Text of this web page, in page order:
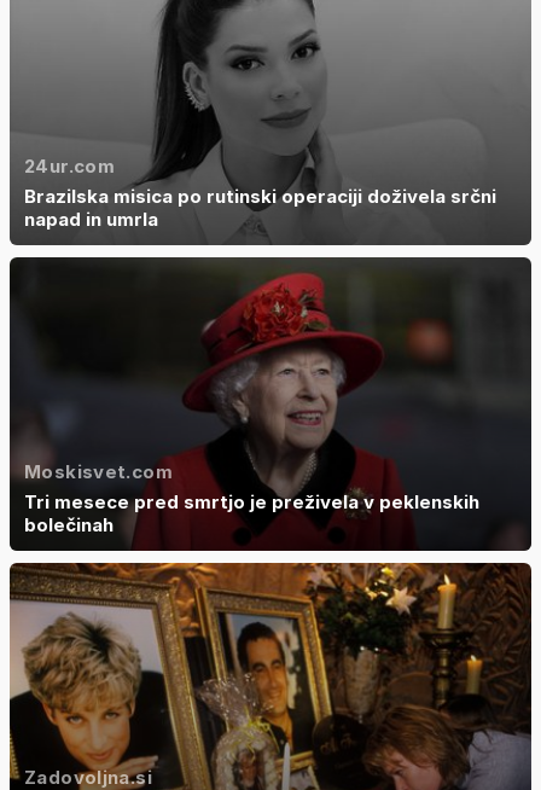
24ur.com
Brazilska misica po rutinski operaciji doživela srčni
napad in umrla
Moskisvet.com
Tri mesece pred smrtjo je preživela v peklenskih
bolečinah
Zadovoljna.si